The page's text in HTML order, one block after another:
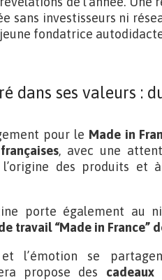
sans investisseurs ni
fondatrice
dans ses valeurs :
pour le Made in
, avec une
des produits et
porte également au
travail “Made in France”
l’émotion se
propose des cadeaux